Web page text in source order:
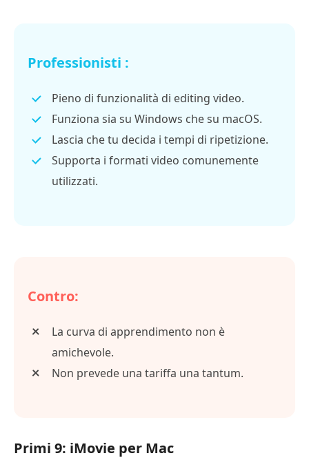
Professionisti :
Pieno di funzionalità di editing video.
Funziona sia su Windows che su macOS.
Lascia che tu decida i tempi di ripetizione.
Supporta i formati video comunemente
utilizzati.
Contro:
La curva di apprendimento non è
amichevole.
Non prevede una tariffa una tantum.
Primi 9: iMovie per Mac